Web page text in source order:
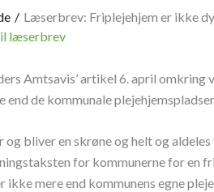
Læserbrev: Friplejehjem er ikke
læserbrev
Amtsavis’ artikel 6. april
end de kommunale
og bliver en skrøne og helt og
for kommunerne for en
ikke mere end kommunens egne